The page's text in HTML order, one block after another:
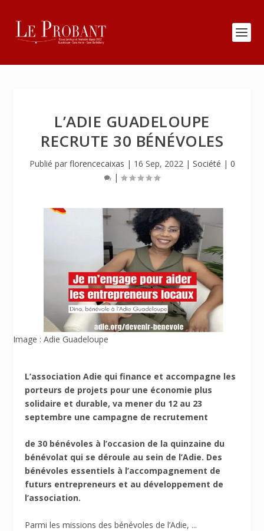
L’ADIE GUADELOUPE
RECRUTE 30 BÉNÉVOLES
Publié par florencecaixas | 16 Sep, 2022| Société | 0
|
Image : Adie Guadeloupe
L’association Adie qui finance et accompagne les
porteurs de projets pour une économie plus
solidaire et durable, va mener du 12 au 23
septembre une campagne de recrutement
de 30 bénévoles à l’occasion de la quinzaine du
bénévolat qui se déroule au sein de l’Adie. Des
bénévoles essentiels à l’accompagnement de
futurs entrepreneurs et au développement de
l’association.
Parmi les missions des bénévoles de l’Adie, ...